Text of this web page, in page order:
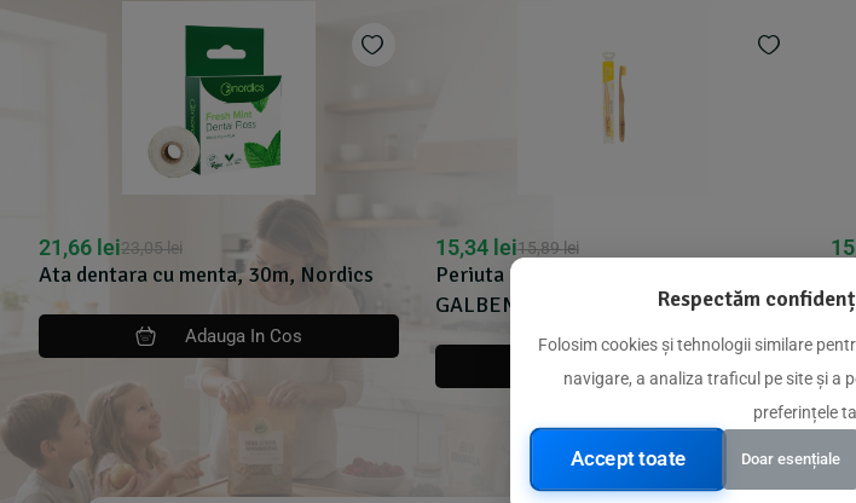
Ata dentara cu menta, 30m, Nordics
23,05lei
21,66 lei
Adauga In Cos
Periuta de dinti pt. adulti din bambus,
GALBENA, Nordics
15,89lei
15,34 lei
Adauga In Cos
Respectăm
Folosim cookies și tehnologii similare
navigare, a analiza traficul pe site și a
preferințele
Accept toate Doar esențiale